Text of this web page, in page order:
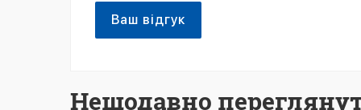
Ваш відгук
Нещодавно